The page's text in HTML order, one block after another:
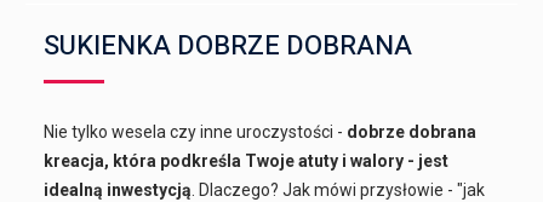
SUKIENKA DOBRZE DOBRANA
Nie tylko wesela czy inne uroczystości - dobrze dobrana
kreacja, która podkreśla Twoje atuty i walory - jest
idealną inwestycją . Dlaczego? Jak mówi przysłowie - "jak